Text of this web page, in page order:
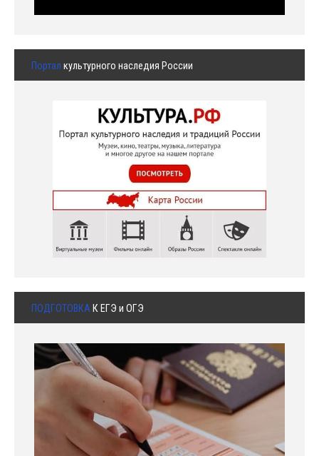
Портал культурного наследия России
ПОДГОТОВКА К ЕГЭ и ОГЭ